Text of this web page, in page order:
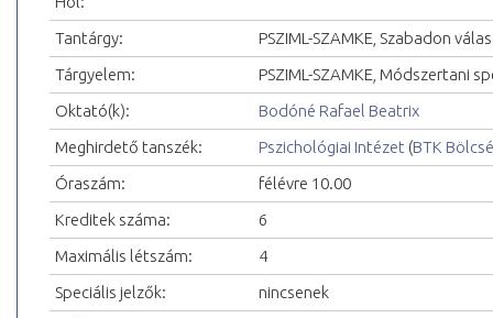
Tantárgy:
PSZIML-SZAMKE, Szabadon
Tárgyelem:
PSZIML-SZAMKE, Módszertani
Oktató(k):
Bodóné Rafael Beatrix
Meghirdető tanszék:
Pszichológiai Intézet (BTK
Óraszám:
félévre 10.00
Kreditek száma:
6
Maximális létszám:
4
Speciális jelzők:
nincsenek